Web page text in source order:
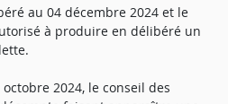
au 04 décembre 2024 et le
à produire en délibéré un
2024, le conseil des